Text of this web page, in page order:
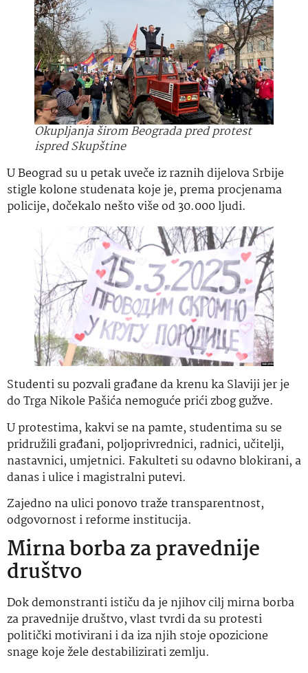
Okupljanja širom Beograda pred protest
ispred Skupštine
U Beograd su u petak uveče iz raznih dijelova Srbije
stigle kolone studenata koje je, prema procjenama
policije, dočekalo nešto više od 30.000 ljudi.
Studenti su pozvali građane da krenu ka Slaviji jer je
do Trga Nikole Pašića nemoguće prići zbog gužve.
U protestima, kakvi se na pamte, studentima su se
pridružili građani, poljoprivrednici, radnici, učitelji,
nastavnici, umjetnici. Fakulteti su odavno blokirani, a
danas i ulice i magistralni putevi.
Zajedno na ulici ponovo traže transparentnost,
odgovornost i reforme institucija.
Mirna borba za pravednije
društvo
Dok demonstranti ističu da je njihov cilj mirna borba
za pravednije društvo, vlast tvrdi da su protesti
politički motivirani i da iza njih stoje opozicione
snage koje žele destabilizirati zemlju.